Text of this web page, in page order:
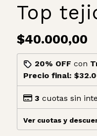
Top
$40.000,00
20% OFF con
Precio final:
3 cuotas sin
Ver cuotas y